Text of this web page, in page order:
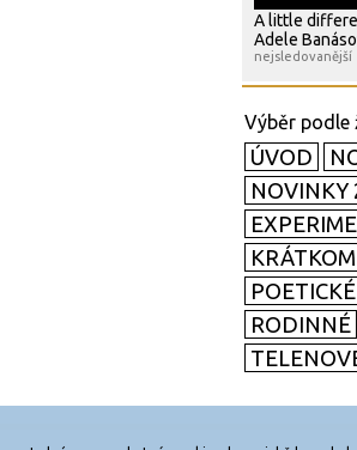
A little
Adele
nejsledovanější
ÚVOD
NOVINKY
POETICKÉ
RODINNÉ